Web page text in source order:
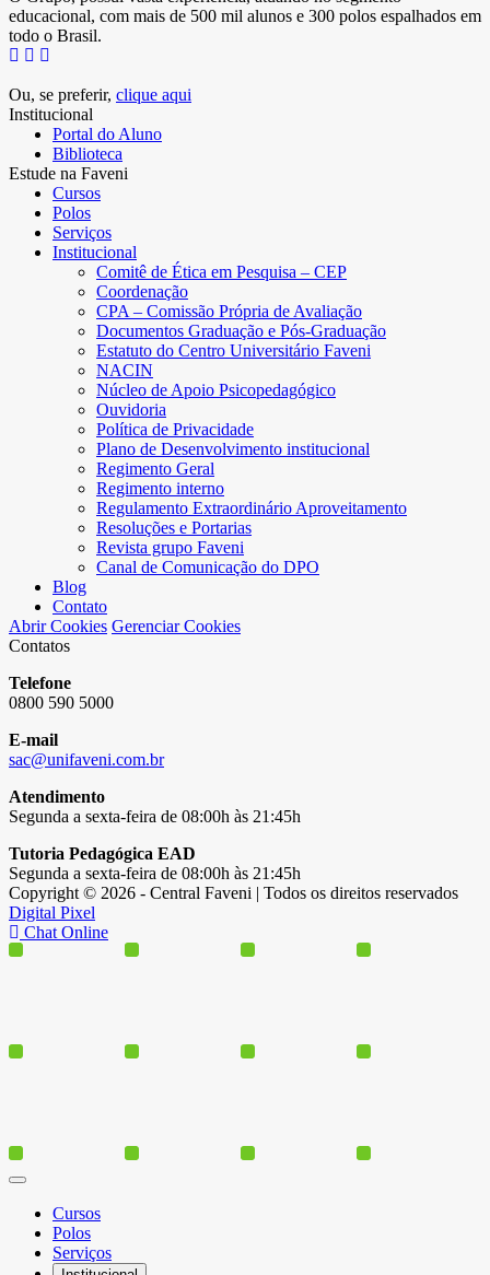
educacional, com mais de 500 mil alunos e 300 polos espalhados em
todo o Brasil.
Ou, se preferir, clique aqui
Institucional
Portal do Aluno
Biblioteca
Estude na Faveni
Cursos
Polos
Serviços
Institucional
Comitê de Ética em Pesquisa – CEP
Coordenação
CPA – Comissão Própria de Avaliação
Documentos Graduação e Pós-Graduação
Estatuto do Centro Universitário Faveni
NACIN
Núcleo de Apoio Psicopedagógico
Ouvidoria
Política de Privacidade
Plano de Desenvolvimento institucional
Regimento Geral
Regimento interno
Regulamento Extraordinário Aproveitamento
Resoluções e Portarias
Revista grupo Faveni
Canal de Comunicação do DPO
Blog
Contato
Abrir Cookies Gerenciar Cookies
Contatos
Telefone
0800 590 5000
E-mail
sac@unifaveni.com.br
Atendimento
Segunda a sexta-feira de 08:00h às 21:45h
Tutoria Pedagógica EAD
Segunda a sexta-feira de 08:00h às 21:45h
Copyright © 2026 - Central Faveni | Todos os direitos reservados
Digital Pixel
Chat Online
Cursos
Polos
Serviços